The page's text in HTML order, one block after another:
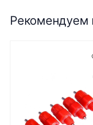
Рекомендуем